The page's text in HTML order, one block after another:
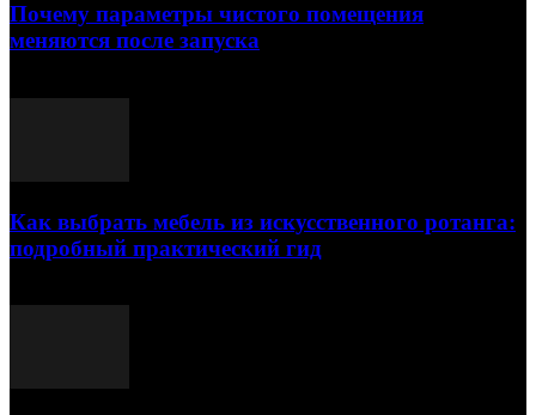
Почему параметры чистого помещения
меняются после запуска
Как выбрать мебель из искусственного ротанга:
подробный практический гид